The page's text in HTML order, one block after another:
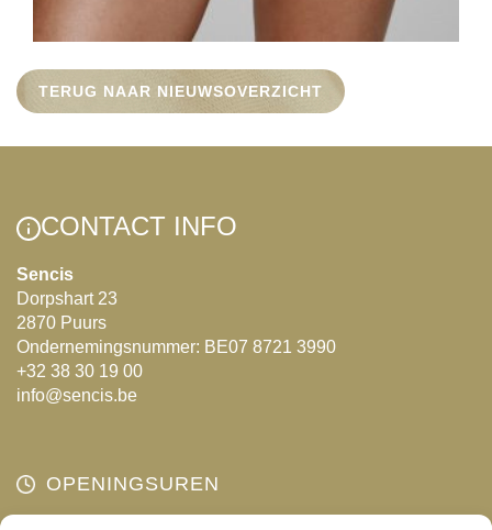
TERUG NAAR NIEUWSOVERZICHT
CONTACT INFO
Sencis
Dorpshart 23
2870 Puurs
Ondernemingsnummer: BE07 8721 3990
+32 38 30 19 00
info@sencis.be
OPENINGSUREN